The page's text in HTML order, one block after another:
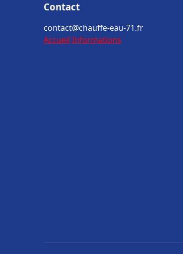
Contact
contact@chauffe-eau-71.fr
Accueil Informations